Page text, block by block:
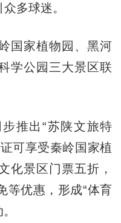
多球迷。
家植物园、黑河
学公园三大景区联
推出“苏陕文旅特
可享受秦岭国家植
化景区门票五折，
等优惠，形成“体育